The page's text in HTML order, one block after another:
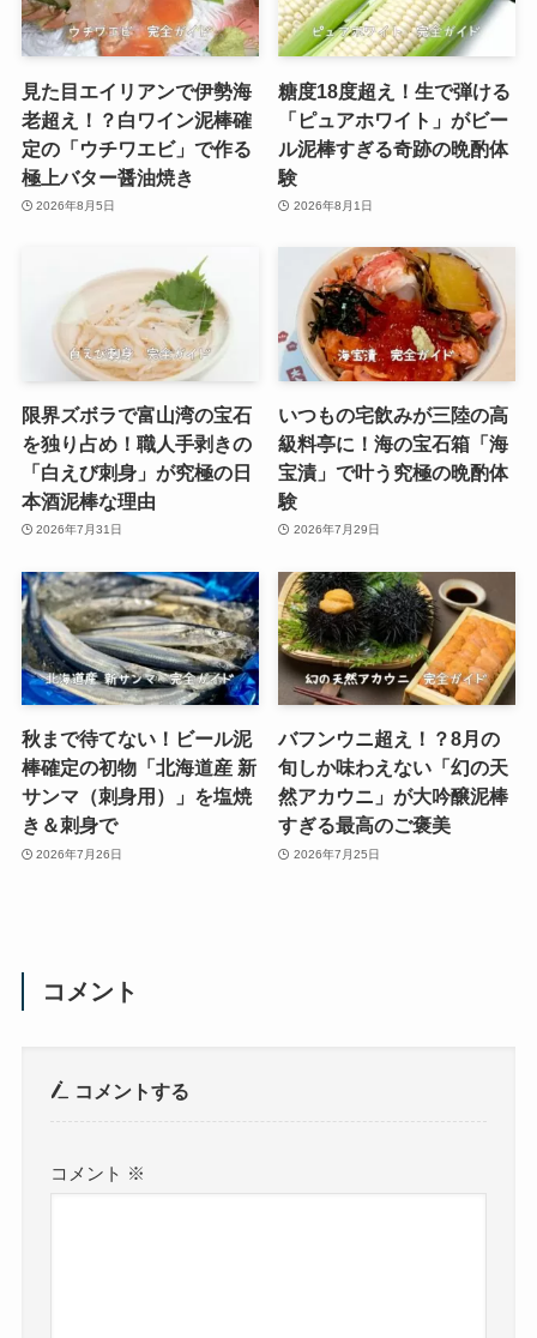
見た目エイリアンで伊勢海
老超え！？白ワイン泥棒確
定の「ウチワエビ」で作る
極上バター醤油焼き
2026年8月5日
糖度18度超え！生で弾ける
「ピュアホワイト」がビー
ル泥棒すぎる奇跡の晩酌体
験
2026年8月1日
限界ズボラで富山湾の宝石
を独り占め！職人手剥きの
「白えび刺身」が究極の日
本酒泥棒な理由
2026年7月31日
いつもの宅飲みが三陸の高
級料亭に！海の宝石箱「海
宝漬」で叶う究極の晩酌体
験
2026年7月29日
秋まで待てない！ビール泥
棒確定の初物「北海道産 新
サンマ（刺身用）」を塩焼
き＆刺身で
2026年7月26日
バフンウニ超え！？8月の
旬しか味わえない「幻の天
然アカウニ」が大吟醸泥棒
すぎる最高のご褒美
2026年7月25日
コメント
コメントする
コメント ※